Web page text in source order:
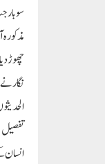
سو
چھوڑ
نگار
انسان